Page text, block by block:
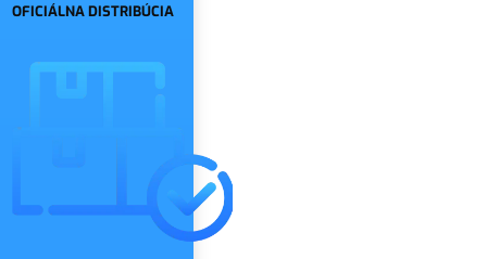
OFICIÁLNA DISTRIBÚCIA